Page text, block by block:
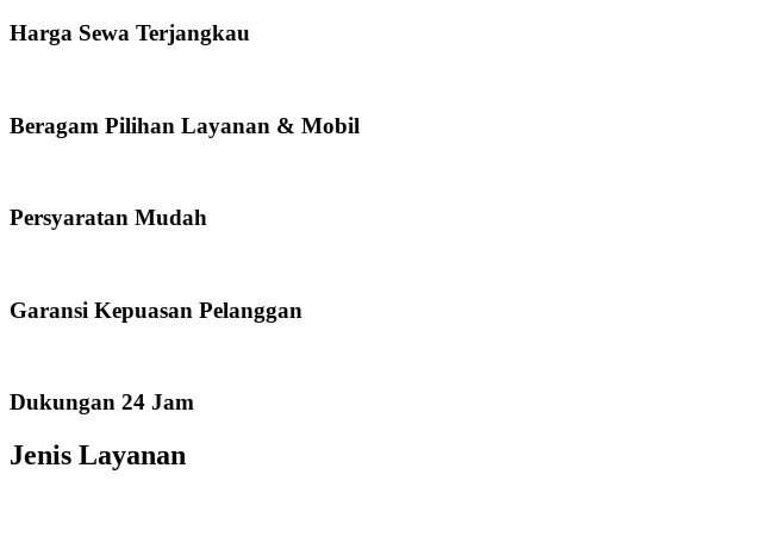
Harga Sewa Terjangkau
Beragam Pilihan Layanan & Mobil
Persyaratan Mudah
Garansi Kepuasan Pelanggan
Dukungan 24 Jam
Jenis Layanan